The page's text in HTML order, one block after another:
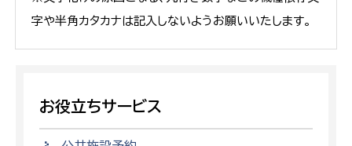
字や半角カタカナは記入しないようお願いいたします。
お役立ちサービス